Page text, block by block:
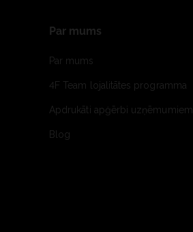
Par mums
Par mums
4F Team lojalitātes programma
Apdrukāti apģērbi uzņēmumiem
Blog